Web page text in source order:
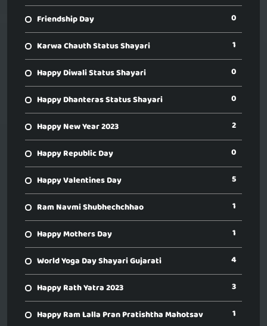
Friendship Day 0
Karwa Chauth Status Shayari 1
Happy Diwali Status Shayari 0
Happy Dhanteras Status Shayari 0
Happy New Year 2023 2
Happy Republic Day 0
Happy Valentines Day 5
Ram Navmi Shubhechchhao 1
Happy Mothers Day 1
World Yoga Day Shayari Gujarati 4
Happy Rath Yatra 2023 3
Happy Ram Lalla Pran Pratishtha Mahotsav 1